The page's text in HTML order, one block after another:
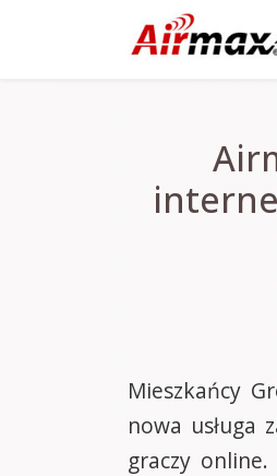
Mieszkańcy
nowa usługa
graczy